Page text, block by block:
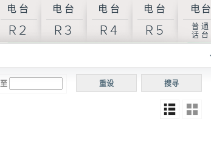
电台
R2
电台
R3
电台
R4
电台
R5
电台
普通
话台
至 搜寻
重设